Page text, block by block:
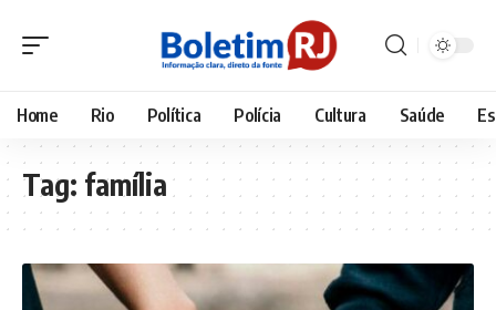
Home Rio Política Polícia Cultura Saúde
Tag: família